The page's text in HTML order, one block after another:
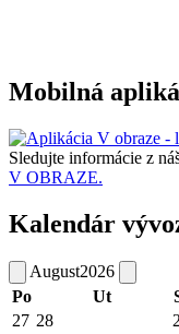
Mobilná
Sledujte informácie z
V OBRAZE.
Kalendár
August2026
Po
Ut
27 28